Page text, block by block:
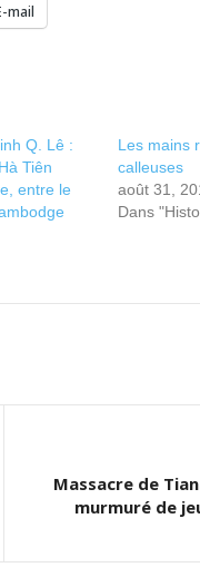
mail
Q. Lê :
Tiên
entre le
Les mains
calleuses
août 31,
Dans
Massacre de
murmuré de